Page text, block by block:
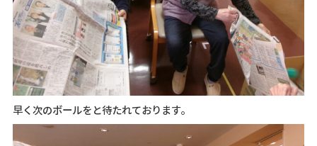
早く次のボールをと待たれております。